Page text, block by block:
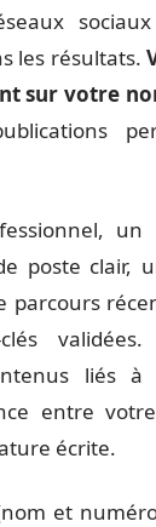
les résultats.
sur votre
un
poste clair,
parcours
liés à
entre
écrite.
et